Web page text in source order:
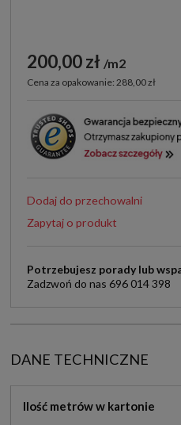
200,00 zł m2
Cena za opakowanie: 288,00 zł
Dodaj do przechowalni
Zapytaj o produkt
Potrzebujesz porady lub
Zadzwoń do nas 696 014 398
DANE TECHNICZNE
Ilość metrów w kartonie